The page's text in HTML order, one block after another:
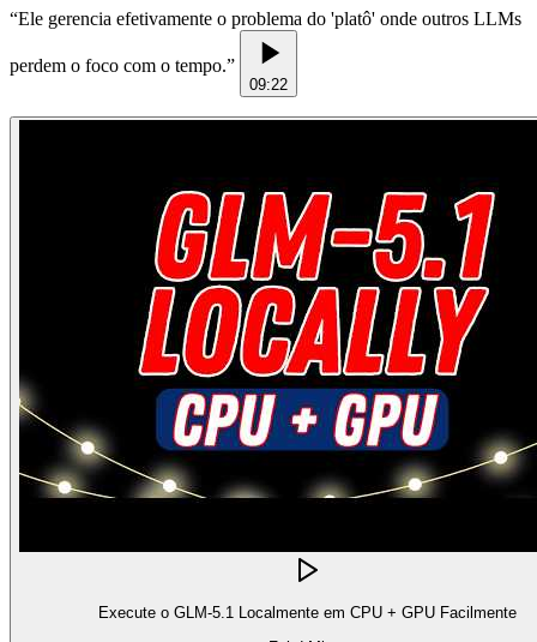
“Ele gerencia efetivamente o problema do 'platô' onde outros LLMs
perdem o foco com o tempo.”
09:22
Execute o GLM-5.1 Localmente em CPU + GPU Facilmente